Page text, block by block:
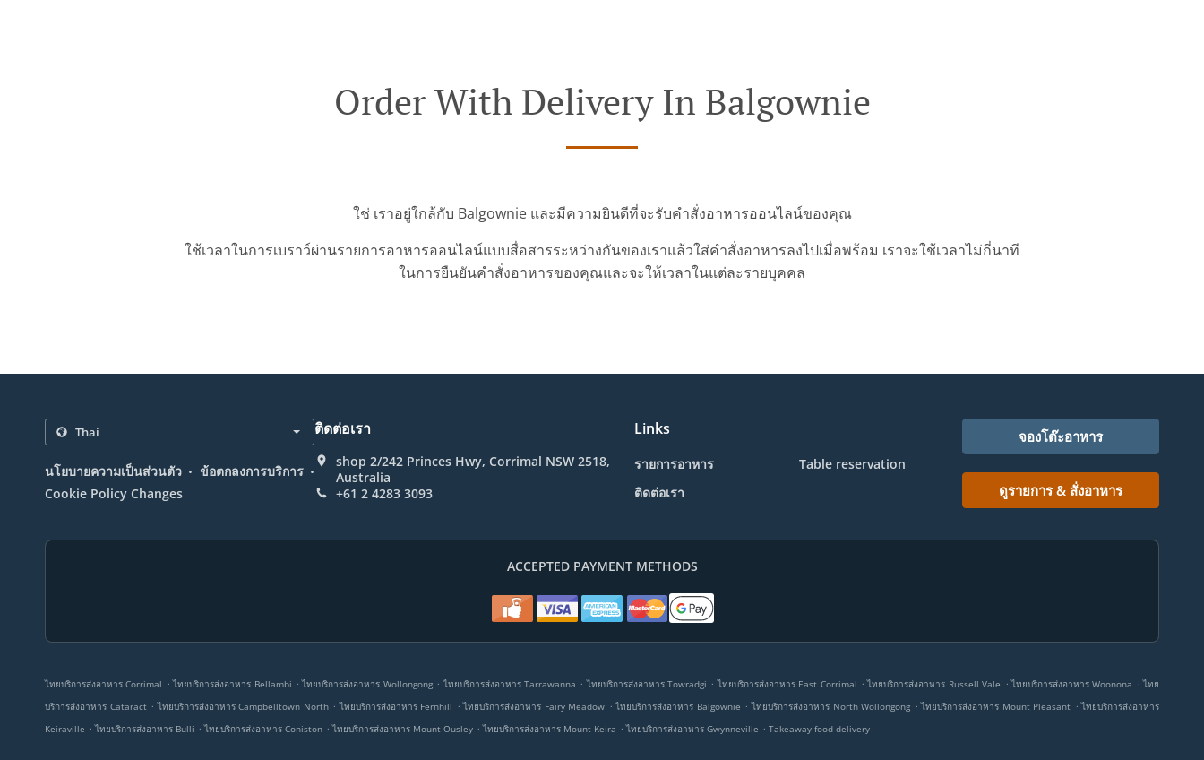
Order With Delivery In Balgownie
ใช่ เราอยู่ใกล้กับ Balgownie และมีความยินดีที่จะรับคำสั่งอาหารออนไลน์ของคุณ
ใช้เวลาในการเบราว์ผ่านรายการอาหารออนไลน์แบบสื่อสารระหว่างกันของเราแล้วใส่คำสั่งอาหารลงไปเมื่อพร้อม เราจะใช้เวลาไม่กี่นาที
ในการยืนยันคำสั่งอาหารของคุณและจะให้เวลาในแต่ละรายบุคคล
นโยบายความเป็นส่วนตัว . ข้อตกลงการบริการ .
Cookie Policy Changes
ติดต่อเรา
shop 2/242 Princes Hwy, Corrimal NSW 2518,
Australia
+61 2 4283 3093
Links
รายการอาหาร
Table reservation
ติดต่อเรา
จองโต๊ะอาหาร
ดูรายการ & สั่งอาหาร
ACCEPTED PAYMENT METHODS
ไทยบริการส่งอาหาร Corrimal . ไทยบริการส่งอาหาร Bellambi . ไทยบริการส่งอาหาร Wollongong . ไทยบริการส่งอาหาร Tarrawanna . ไทยบริการส่งอาหาร Towradgi . ไทยบริการส่งอาหาร East Corrimal . ไทยบริการส่งอาหาร Russell Vale . ไทยบริการส่งอาหาร Woonona . ไทย
บริการส่งอาหาร Cataract . ไทยบริการส่งอาหาร Campbelltown North . ไทยบริการส่งอาหาร Fernhill . ไทยบริการส่งอาหาร Fairy Meadow . ไทยบริการส่งอาหาร Balgownie . ไทยบริการส่งอาหาร North Wollongong . ไทยบริการส่งอาหาร Mount Pleasant . ไทยบริการส่งอาหาร
Keiraville . ไทยบริการส่งอาหาร Bulli . ไทยบริการส่งอาหาร Coniston . ไทยบริการส่งอาหาร Mount Ousley . ไทยบริการส่งอาหาร Mount Keira . ไทยบริการส่งอาหาร Gwynneville . Takeaway food delivery